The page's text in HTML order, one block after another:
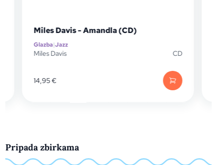
Miles Davis - Amandla (CD)
Glazba|Jazz
Miles Davis CD
14,95€
Pripada zbirkama